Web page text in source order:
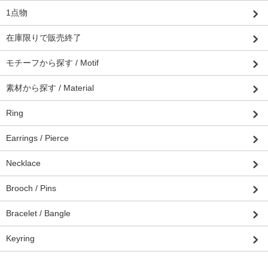
1点物
在庫限りで販売終了
モチーフから探す / Motif
素材から探す / Material
Ring
Earrings / Pierce
Necklace
Brooch / Pins
Bracelet / Bangle
Keyring